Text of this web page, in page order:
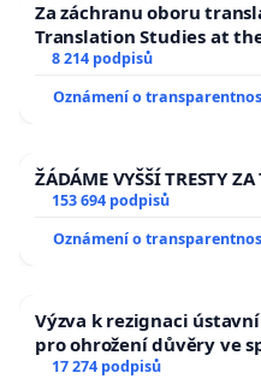
• vozidly digitálních
Bolt)
• vozidly rozvážkových
Tato vozidla často:
• zajíždějí do míst s
trasu
• zastavují na místech,
Za záchranu oboru
Translation Studies at
University
8 214 podpisů
Oznámení o
ŽÁDÁME VYŠŠÍ TRESTY
153 694 podpisů
Oznámení o
Výzva k rezignaci
pro ohrožení důvěry ve
17 274 podpisů